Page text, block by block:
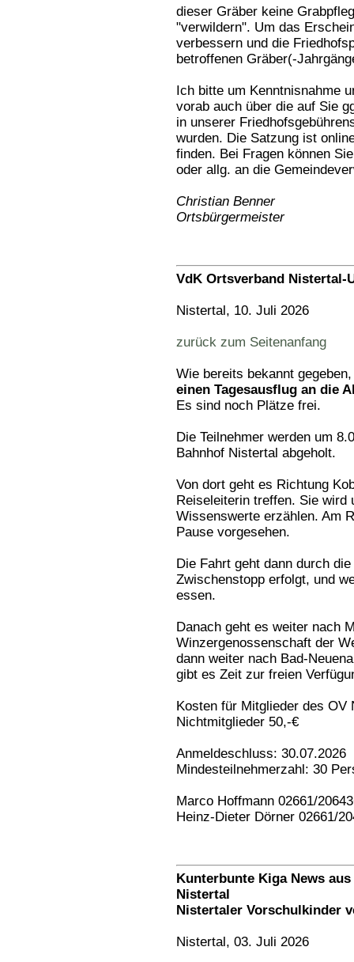
dieser Gräber keine
"verwildern". Um das
verbessern und die
betroffenen Gräber(-
Ich bitte um Kenntnisnahme
vorab auch über die auf Sie
in unserer
wurden. Die Satzung ist
finden. Bei Fragen können
oder allg. an die
Christian Benner
Ortsbürgermeister
VdK Ortsverband Nistertal-
Nistertal, 10. Juli 2026
zurück zum Seitenanfang
Wie bereits bekannt
einen Tagesausflug an die
Es sind noch Plätze frei.
Die Teilnehmer werden um
Bahnhof Nistertal abgeholt.
Von dort geht es Richtung
Reiseleiterin treffen. Sie wird
Wissenswerte erzählen. Am
Pause vorgesehen.
Die Fahrt geht dann durch
Zwischenstopp erfolgt, und
essen.
Danach geht es weiter nach
Winzergenossenschaft der
dann weiter nach Bad-
gibt es Zeit zur freien
Kosten für Mitglieder des OV
Nichtmitglieder 50,-€
Anmeldeschluss: 30.07.2026
Mindesteilnehmerzahl: 30
Marco Hoffmann 02661/
Heinz-Dieter Dörner 02661/
Kunterbunte Kiga News
Nistertal
Nistertaler Vorschulkinder
Nistertal, 03. Juli 2026